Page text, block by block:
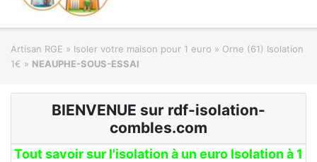
Artisan RGE » Isoler votre maison pour 1 euro » Orne (61) Isolation
1€ » NEAUPHE-SOUS-ESSAI
BIENVENUE sur rdf-isolation-
combles.com
Tout savoir sur l'isolation à un euro Isolation à 1